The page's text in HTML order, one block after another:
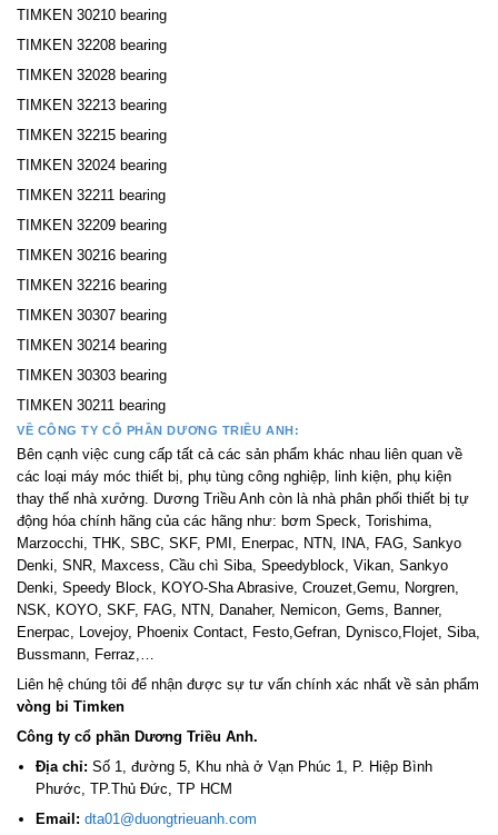
TIMKEN 30210 bearing
TIMKEN 32208 bearing
TIMKEN 32028 bearing
TIMKEN 32213 bearing
TIMKEN 32215 bearing
TIMKEN 32024 bearing
TIMKEN 32211 bearing
TIMKEN 32209 bearing
TIMKEN 30216 bearing
TIMKEN 32216 bearing
TIMKEN 30307 bearing
TIMKEN 30214 bearing
TIMKEN 30303 bearing
TIMKEN 30211 bearing
VỀ CÔNG TY CỔ PHẦN DƯƠNG TRIỀU ANH:
Bên cạnh việc cung cấp tất cả các sản phẩm khác nhau liên quan về
các loại máy móc thiết bị, phụ tùng công nghiệp, linh kiện, phụ kiện
thay thế nhà xưởng. Dương Triều Anh còn là nhà phân phối thiết bị tự
động hóa chính hãng của các hãng như: bơm Speck, Torishima,
Marzocchi, THK, SBC, SKF, PMI, Enerpac, NTN, INA, FAG, Sankyo
Denki, SNR, Maxcess, Cầu chì Siba, Speedyblock, Vikan, Sankyo
Denki, Speedy Block, KOYO-Sha Abrasive, Crouzet,Gemu, Norgren,
NSK, KOYO, SKF, FAG, NTN, Danaher, Nemicon, Gems, Banner,
Enerpac, Lovejoy, Phoenix Contact, Festo,Gefran, Dynisco,Flojet, Siba,
Bussmann, Ferraz,…
Liên hệ chúng tôi để nhận được sự tư vấn chính xác nhất về sản phẩm
vòng bi Timken
Công ty cổ phần Dương Triều Anh.
Địa chỉ: Số 1, đường 5, Khu nhà ở Vạn Phúc 1, P. Hiệp Bình
Phước, TP.Thủ Đức, TP HCM
Email: dta01@duongtrieuanh.com